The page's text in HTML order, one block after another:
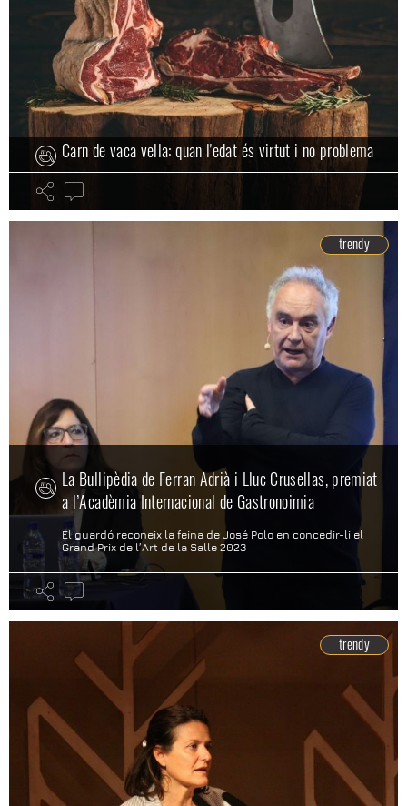
Carn de vaca vella: quan l'edat és virtut i no problema
trendy
La Bullipèdia de Ferran Adrià i Lluc Crusellas, premiat
a l’Acadèmia Internacional de Gastronoimia
El guardó reconeix la feina de José Polo en concedir-li el
Grand Prix de l’Art de la Salle 2023
trendy